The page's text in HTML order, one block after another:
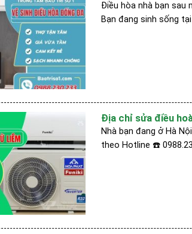
Điều hòa nhà bạn sau
Bạn đang sinh sống tại
Địa chỉ sửa điều
Nhà bạn đang ở Hà
theo Hotline ☎️